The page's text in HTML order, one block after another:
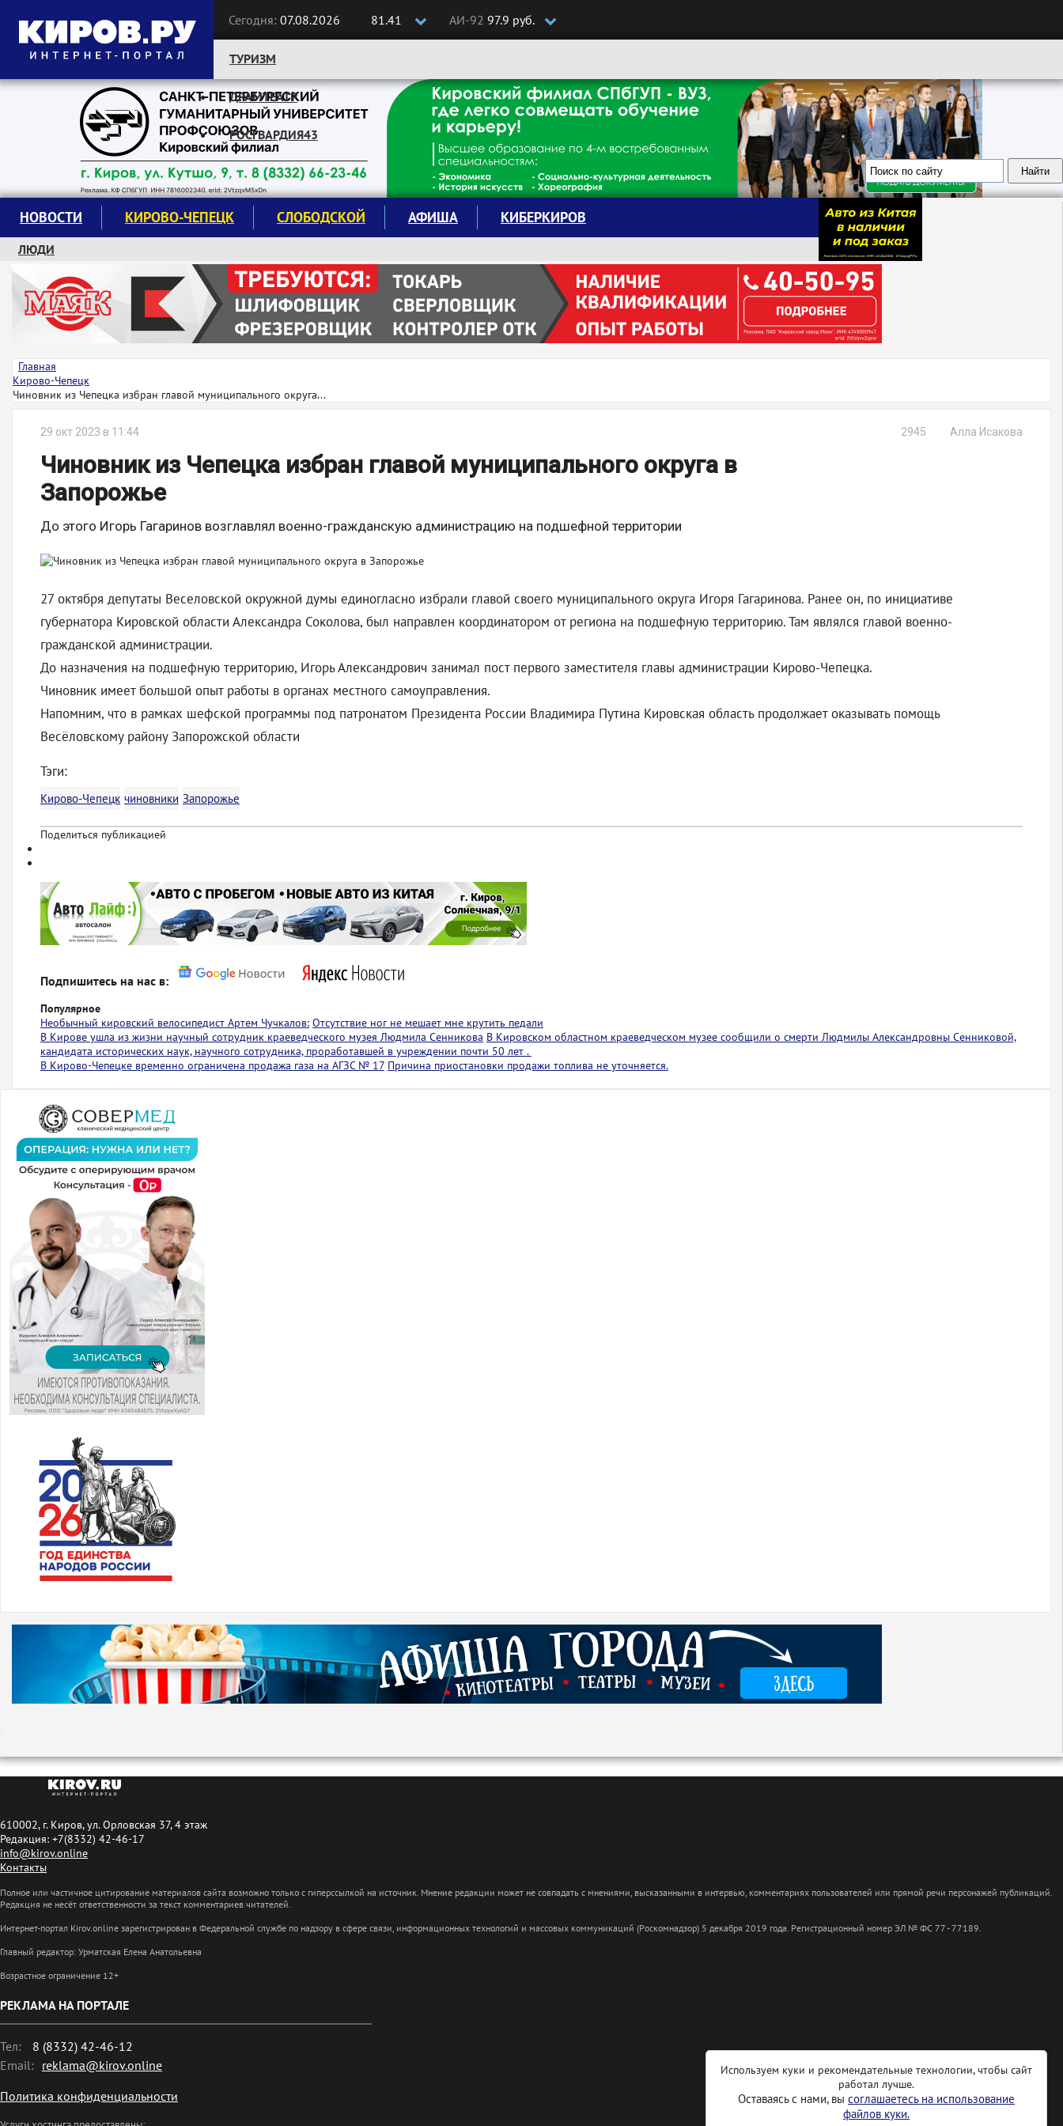
Сегодня: 07.08.2026 81.41 АИ-92 97.9 руб.
Следите за новостями:
ТУРИЗМ
ДРАМТЕАТР
РОСГВАРДИЯ43
НОВОСТИ КИРОВО-ЧЕПЕЦК СЛОБОДСКОЙ АФИША КИБЕРКИРОВ
ЛЮДИ
КРУЖКИ И СЕКЦИИ
ЗАВОДУ "МАЯК" 85 ЛЕТ
ЭКОЛОГИЯ
Главная
Кирово-Чепецк
Чиновник из Чепецка избран главой муниципального округа...
29 окт 2023 в 11:44 Алла Исакова
2945
Чиновник из Чепецка избран главой муниципального округа в
Запорожье
До этого Игорь Гагаринов возглавлял военно-гражданскую администрацию на подшефной территории
27 октября депутаты Веселовской окружной думы единогласно избрали главой своего муниципального округа Игоря Гагаринова. Ранее он, по инициативе
губернатора Кировской области Александра Соколова, был направлен координатором от региона на подшефную территорию. Там являлся главой военно-
гражданской администрации.
До назначения на подшефную территорию, Игорь Александрович занимал пост первого заместителя главы администрации Кирово-Чепецка.
Чиновник имеет большой опыт работы в органах местного самоуправления.
Напомним, что в рамках шефской программы под патронатом Президента России Владимира Путина Кировская область продолжает оказывать помощь
Весёловскому району Запорожской области
Тэги:
Кирово-Чепецк чиновники Запорожье
Поделиться публикацией
Подпишитесь на нас в:
Популярное
Необычный кировский велосипедист Артем Чучкалов: Отсутствие ног не мешает мне крутить педали
В Кирове ушла из жизни научный сотрудник краеведческого музея Людмила Сенникова В Кировском областном краеведческом музее сообщили о смерти Людмилы Александровны Сенниковой,
кандидата исторических наук, научного сотрудника, проработавшей в учреждении почти 50 лет .
В Кирово-Чепецке временно ограничена продажа газа на АГЗС № 17 Причина приостановки продажи топлива не уточняется.
610002, г. Киров, ул. Орловская 37, 4 этаж
Редакция: +7(8332) 42-46-17
info@kirov.online
Контакты
Полное или частичное цитирование материалов сайта возможно только с гиперссылкой на источник. Мнение редакции может не совпадать с мнениями, высказанными в интервью, комментариях пользователей или прямой речи персонажей публикаций.
Редакция не несёт ответственности за текст комментариев читателей.
Интернет-портал Kirov.online зарегистрирован в Федеральной службе по надзору в сфере связи, информационных технологий и массовых коммуникаций (Роскомнадзор) 5 декабря 2019 года. Регистрационный номер ЭЛ № ФС 77 - 77189.
Главный редактор: Урматская Елена Анатольевна
Возрастное ограничение 12+
РЕКЛАМА НА ПОРТАЛЕ
Тел:
8 (8332) 42-46-12
Email: reklama@kirov.online
Политика конфиденциальности
Используем куки и рекомендательные технологии, чтобы сайт
работал лучше.
Оставаясь с нами, вы соглашаетесь на использование
файлов куки.